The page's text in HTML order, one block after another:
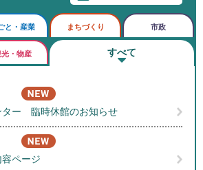
すべて
と・産業 まちづくり 市政
光・物産
ター 臨時休館のお知らせ
ページ